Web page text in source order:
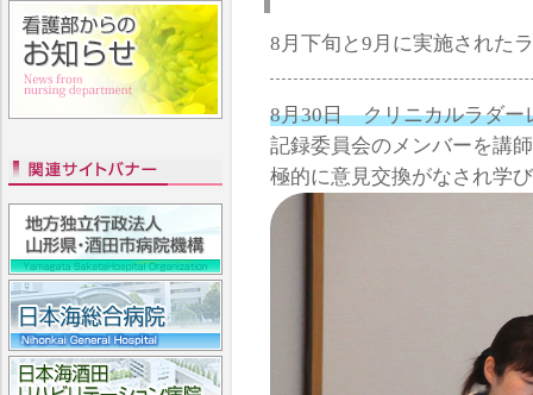
8月下旬と9月に実施された
8月30日 クリニカルラダー
記録委員会のメンバーを講
極的に意見交換がなされ学